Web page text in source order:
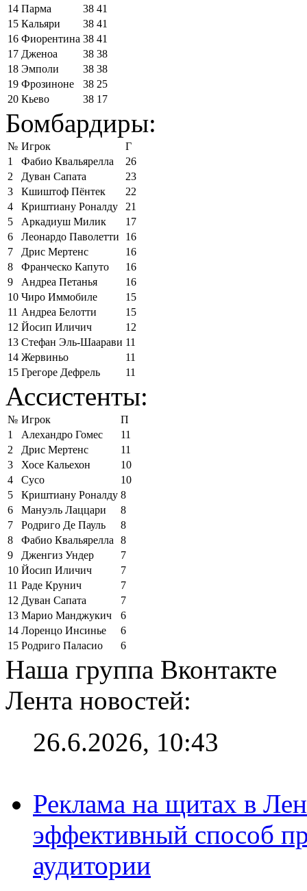
14 Парма 38 41
15 Кальяри 38 41
16 Фиорентина 38 41
17 Дженоа 38 38
18 Эмполи 38 38
19 Фрозиноне 38 25
20 Кьево 38 17
Бомбардиры:
№ Игрок
Г
1
Фабио Квальярелла
26
2
Дуван Сапата
23
3
Кшиштоф Пёнтек
22
4
Криштиану Роналду
21
5
Аркадиуш Милик
17
6
Леонардо Паволетти
16
7
Дрис Мертенс
16
8
Франческо Капуто
16
9
Андреа Петанья
16
10 Чиро Иммобиле
15
11 Андреа Белотти
15
12 Йосип Иличич
12
13 Стефан Эль-Шаарави 11
14 Жервиньо
11
15 Грегоре Дефрель 11
Ассистенты:
№ Игрок
П
1
Алехандро Гомес
11
2
Дрис Мертенс
11
3
Хосе Кальехон
10
4
Сусо
10
5
Криштиану Роналду 8
6
Мануэль Лаццари
8
7
Родриго Де Пауль
8
8
Фабио Квальярелла
8
9
Дженгиз Ундер
7
10 Йосип Иличич
7
11 Раде Крунич
7
12 Дуван Сапата
7
13 Марио Манджукич
6
14 Лоренцо Инсинье
6
15 Родриго Паласио 6
Наша группа Вконтакте
Лента новостей:
26.6.2026, 10:43
Реклама на щитах в
эффективный способ
аудитории